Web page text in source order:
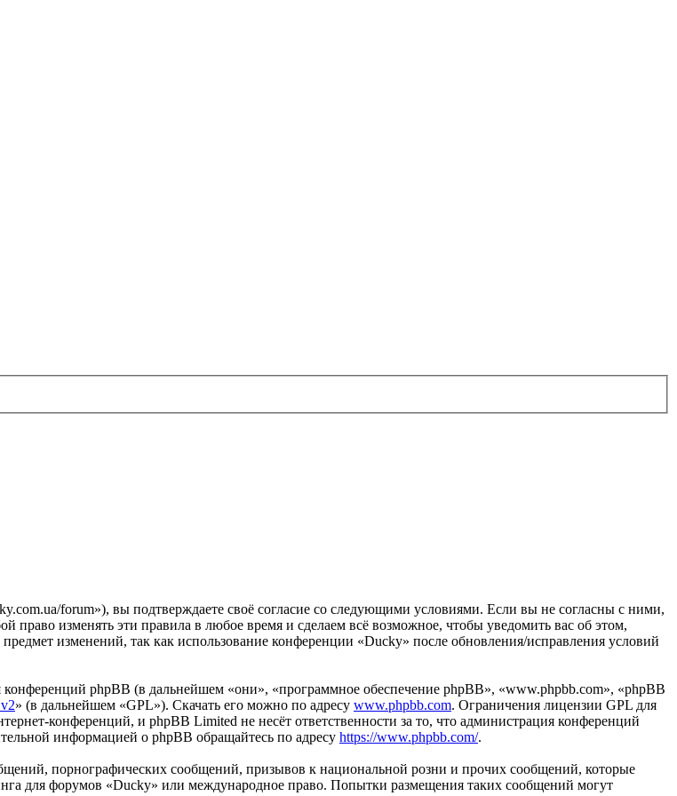
forum»), вы подтверждаете своё согласие со следующими условиями. Если вы не согласны с ними,
право изменять эти правила в любое время и сделаем всё возможное, чтобы уведомить вас об этом,
изменений, так как использование конференции «Ducky» после обновления/исправления условий
phpBB (в дальнейшем «они», «программное обеспечение phpBB», «www.phpbb.com», «phpBB
» (в дальнейшем «GPL»). Скачать его можно по адресу www.phpbb.com. Ограничения лицензии GPL для
конференций, и phpBB Limited не несёт ответственности за то, что администрация конференций
информацией о phpBB обращайтесь по адресу https://www.phpbb.com/.
порнографических сообщений, призывов к национальной розни и прочих сообщений, которые
для форумов «Ducky» или международное право. Попытки размещения таких сообщений могут